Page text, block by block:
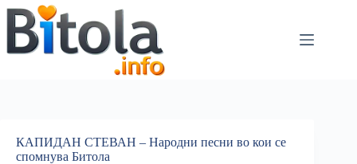
КАПИДАН СТЕВАН – Народни песни во кои се
спомнува Битола